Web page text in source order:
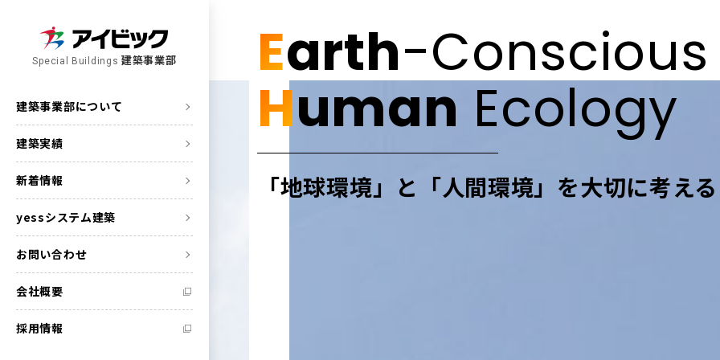
Special Buildings 建築事業部
建築事業部について
建築実績
新着情報
yessシステム建築
お問い合わせ
会社概要
採用情報
Earth-Conscious
Human Ecology
「地球環境」と「人間環境」を大切に考える